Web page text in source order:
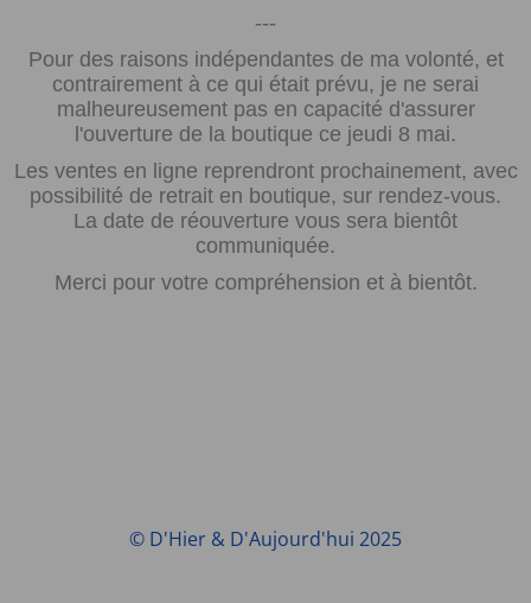
---
Pour des raisons indépendantes de ma volonté, et
contrairement à ce qui était prévu, je ne serai
malheureusement pas en capacité d'assurer
l'ouverture de la boutique ce jeudi 8 mai.
Les ventes en ligne reprendront prochainement, avec
possibilité de retrait en boutique, sur rendez-vous.
La date de réouverture vous sera bientôt
communiquée.
Merci pour votre compréhension et à bientôt.
© D'Hier & D'Aujourd'hui 2025